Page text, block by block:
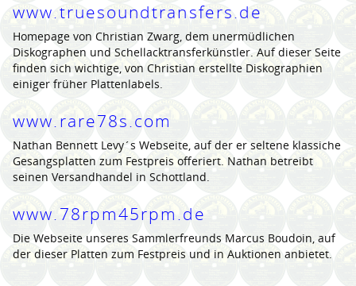
www.truesoundtransfers.de
Homepage von Christian Zwarg, dem unermüdlichen
Diskographen und Schellacktransferkünstler. Auf dieser Seite
finden sich wichtige, von Christian erstellte Diskographien
einiger früher Plattenlabels.
www.rare78s.com
Nathan Bennett Levy´s Webseite, auf der er seltene klassiche
Gesangsplatten zum Festpreis offeriert. Nathan betreibt
seinen Versandhandel in Schottland.
www.78rpm45rpm.de
Die Webseite unseres Sammlerfreunds Marcus Boudoin, auf
der dieser Platten zum Festpreis und in Auktionen anbietet.